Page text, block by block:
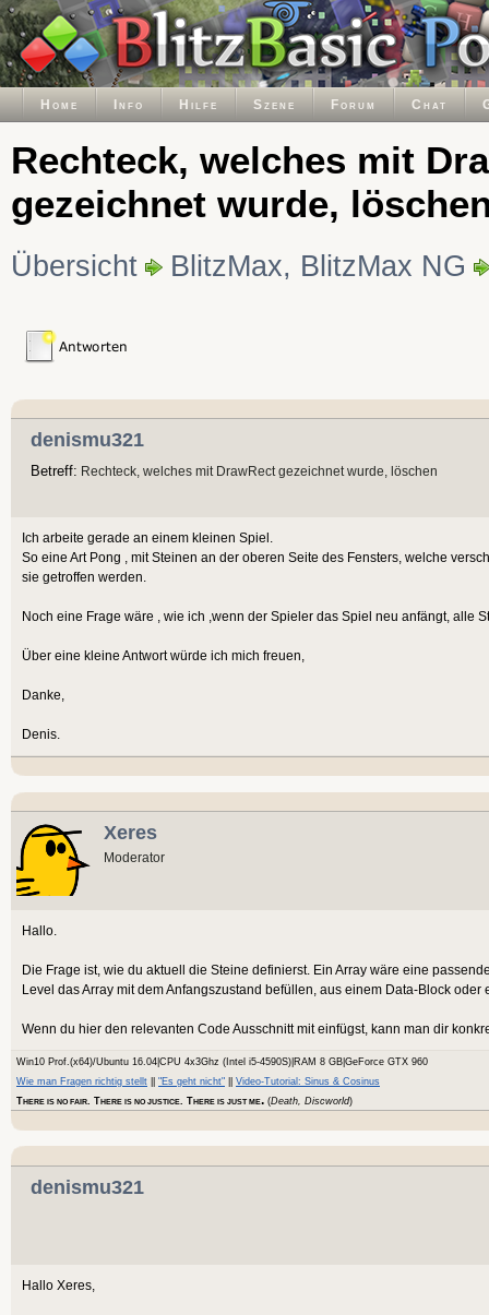
Home Info Hilfe Szene Forum Chat
Rechteck, welches mit
gezeichnet wurde,
Übersicht BlitzMax, BlitzMax NG
denismu321
Betreff: Rechteck, welches mit DrawRect gezeichnet wurde, löschen
Ich arbeite gerade an einem kleinen Spiel.
So eine Art Pong , mit Steinen an der oberen Seite des Fensters, welche
sie getroffen werden.
Noch eine Frage wäre , wie ich ,wenn der Spieler das Spiel neu anfängt, alle
Über eine kleine Antwort würde ich mich freuen,
Danke,
Denis.
Xeres
Moderator
Hallo.
Die Frage ist, wie du aktuell die Steine definierst. Ein Array wäre eine
Level das Array mit dem Anfangszustand befüllen, aus einem Data-Block oder
Wenn du hier den relevanten Code Ausschnitt mit einfügst, kann man dir
Win10 Prof.(x64)/Ubuntu 16.04|CPU 4x3Ghz (Intel i5-4590S)|RAM 8 GB|GeForce GTX 960
Wie man Fragen richtig stellt
"Es geht nicht"
Video-Tutorial: Sinus & Cosinus
THERE IS NO FAIR. THERE IS NO JUSTICE. THERE IS JUST ME. (Death, Discworld)
denismu321
Hallo Xeres,